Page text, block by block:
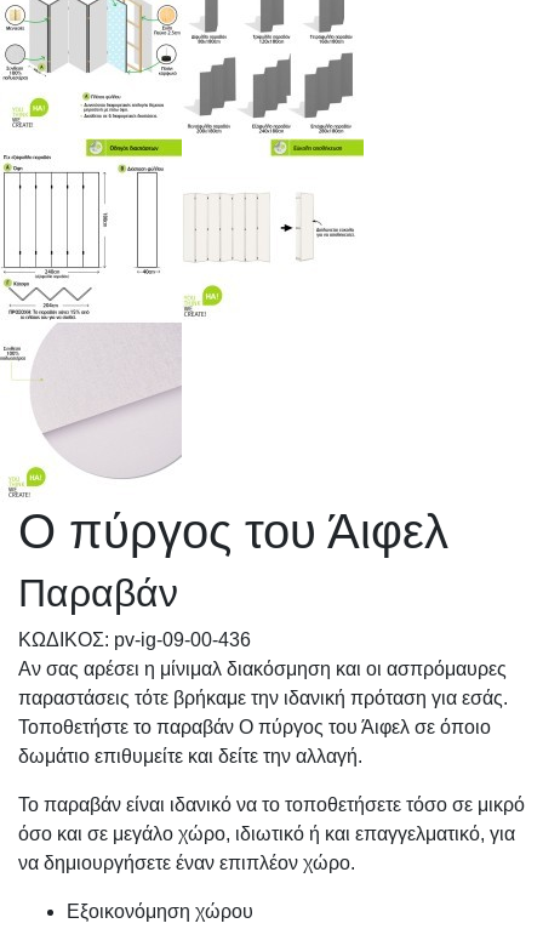
Ο πύργος του Άιφελ
Παραβάν
KΩΔΙΚΟΣ: pv-ig-09-00-436
Αν σας αρέσει η μίνιμαλ διακόσμηση και οι ασπρόμαυρες
παραστάσεις τότε βρήκαμε την ιδανική πρόταση για εσάς.
Τοποθετήστε το παραβάν Ο πύργος του Άιφελ σε όποιο
δωμάτιο επιθυμείτε και δείτε την αλλαγή.
Το παραβάν είναι ιδανικό να το τοποθετήσετε τόσο σε μικρό
όσο και σε μεγάλο χώρο, ιδιωτικό ή και επαγγελματικό, για
να δημιουργήσετε έναν επιπλέον χώρο.
Εξοικονόμηση χώρου